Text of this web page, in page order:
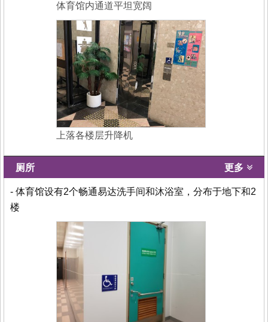
体育馆内通道平坦宽阔
上落各楼层升降机
厕所 更多
- 体育馆设有2个畅通易达洗手间和沐浴室，分布于地下和2
楼